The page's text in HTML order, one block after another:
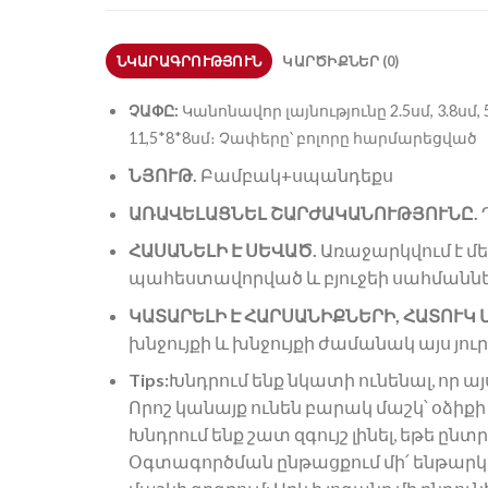
ՆԿԱՐԱԳՐՈՒԹՅՈՒՆ ԿԱՐԾԻՔՆԵՐ (0)
ՉԱՓԸ: Կանոնավոր լայնությունը 2.5սմ,
11,5*8*8սմ։ Չափերը՝ բոլորը հարմարեցված
ՆՅՈՒԹ. Բամբակ+սպանդեքս
ԱՌԱՎԵԼԱՑՆԵԼ ՇԱՐԺԱԿԱՆՈՒԹՅՈՒՆԸ.
ՀԱՍԱՆԵԼԻ Է ՍԵՎԱԾ. Առաջարկվում է
պահեստավորված և բյուջեի
ԿԱՏԱՐԵԼԻ Է ՀԱՐՍԱՆԻՔՆԵՐԻ,
խնջույքի և խնջույքի ժամանակ այս
Tips:Խնդրում ենք նկատի ունենալ, որ
Որոշ կանայք ունեն բարակ մաշկ՝
Խնդրում ենք շատ զգույշ լինել, եթե
Օգտագործման ընթացքում մի՛